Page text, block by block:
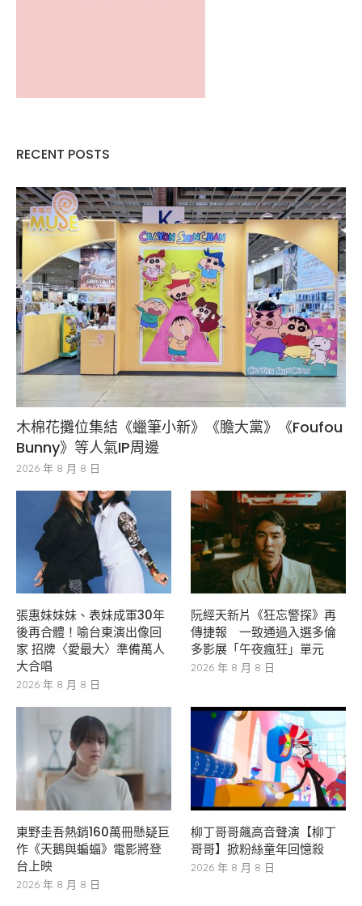
RECENT POSTS
木棉花攤位集結《蠟筆小新》《膽大黨》《Foufou
Bunny》等人氣IP周邊
2026 年 8 月 8 日
張惠妹妹妹、表妹成軍30年
後再合體！喻台東演出像回
家 招牌〈愛最大〉準備萬人
大合唱
2026 年 8 月 8 日
阮經天新片《狂忘警探》再
傳捷報 一致通過入選多倫
多影展「午夜瘋狂」單元
2026 年 8 月 8 日
東野圭吾熱銷160萬冊懸疑巨
作《天鵝與蝙蝠》電影將登
台上映
2026 年 8 月 8 日
柳丁哥哥飆高音聲演【柳丁
哥哥】掀粉絲童年回憶殺
2026 年 8 月 8 日